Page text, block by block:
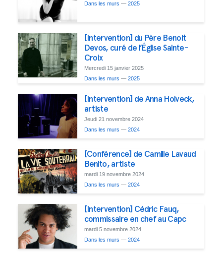
Dans les murs — 2025
​​​​​​​[Intervention] du Père Benoit
Devos, curé de l’Église Sainte-
Croix
Mercredi 15 janvier 2025
Dans les murs — 2025
[Intervention] de Anna Holveck,
artiste
Jeudi 21 novembre 2024
Dans les murs — 2024
[Conférence] de Camille Lavaud
Benito, artiste
mardi 19 novembre 2024
Dans les murs — 2024
[Intervention] Cédric Fauq,
commissaire en chef au Capc
mardi 5 novembre 2024
Dans les murs — 2024